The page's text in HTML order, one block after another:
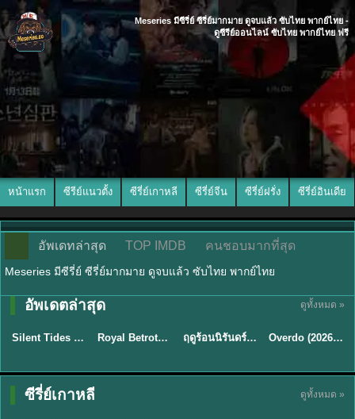
Meseries มีซีรี่ย์ ซีรี่ย์มากมาย ดูจบแล้ว ซับไทย พากย์ไทย -
ดูซีรีย์ออนไลน์ ซับไทย พากย์ไทย ฟรี
หน้าแรก ซีรีย์แนวตั้ง ซีรี่ย์เกาหลี ซีรี่ย์จีน ซีรี่ย์ฝรั่ง ซีรี่ย์อินเดีย
อัพเดทล่าสุด TOP IMDB คนชอบมากที่สุด
Meseries มีซีรี่ย์ ซีรี่ย์มากมาย ดูจบแล้ว ซับไทย พากย์ไทย
อัพเดตล่าสุด ดูทั้งหมด »
★9.5
พากย์ไทย
Silent Tides คลื่นลมลวง (2025) พากย์ไทย ซับไทย EP.1-31 ★9 Royal Betrothal (2026) สัญญาวิวาห์แห่งราชวงศ์ พากย์ไทย ซับไทย EP1-32 ★8.8 ฤดูร้อนนิรันดร์ (2026) Never-Ending Summer พากย์ไทย EP.1-29
ซับไทย
Overdo (2026) รักเกินแค้น พากย์ไทย ซับไทย EP1-33 (จบ)
ซีรี่ย์เกาหลี ดูทั้งหมด »
พากย์ไทย
TH EP. 16
Sub EP. 16 | TH
ซับไทย | พากย์
Sub EP. 8 | TH